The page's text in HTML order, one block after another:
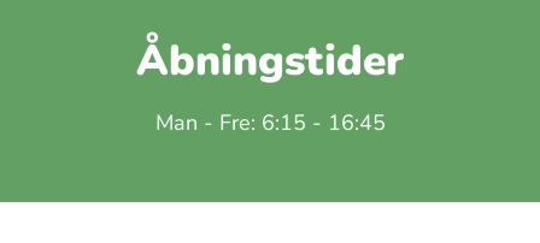
Åbningstider
Man - Fre: 6:15 - 16:45